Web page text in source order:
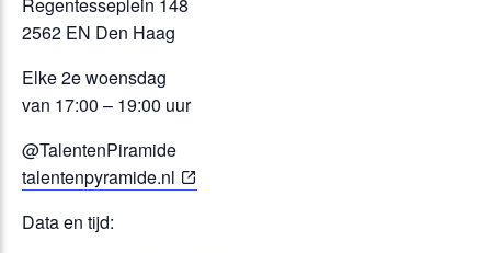
Regentesseplein 148
2562 EN Den Haag
Elke 2e woensdag
van 17:00 – 19:00 uur
@TalentenPiramide
talentenpyramide.nl
Data en tijd: